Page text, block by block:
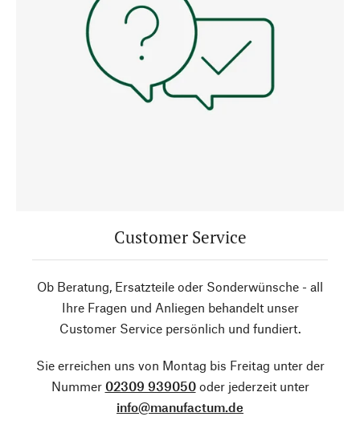
Customer Service
Ob Beratung, Ersatzteile oder Sonderwünsche - all
Ihre Fragen und Anliegen behandelt unser
Customer Service persönlich und fundiert.
Sie erreichen uns von Montag bis Freitag unter der
Nummer 02309 939050oder jederzeit unter
info@manufactum.de